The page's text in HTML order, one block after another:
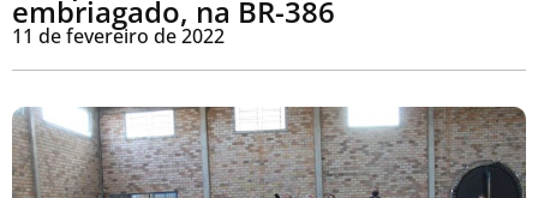
embriagado, na BR-386
11 de fevereiro de 2022